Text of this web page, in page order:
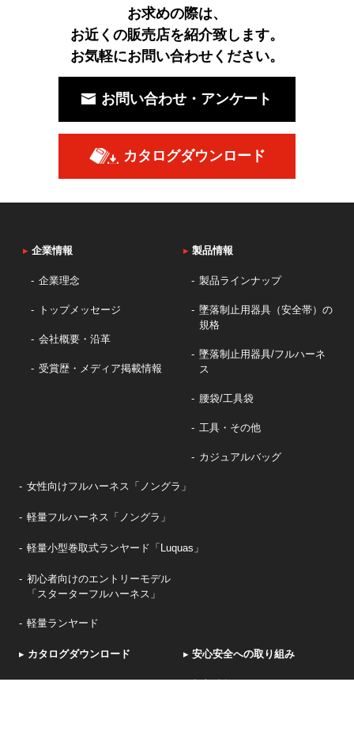
お求めの際は、
お近くの販売店を紹介致します。
お気軽にお問い合わせください。
お問い合わせ・アンケート
カタログダウンロード
▸ 企業情報
企業理念
トップメッセージ
会社概要・沿革
受賞歴・メディア掲載情報
▸ 製品情報
製品ラインナップ
墜落制止用器具（安全帯）の
規格
墜落制止用器具/フルハーネ
ス
腰袋/工具袋
工具・その他
カジュアルバッグ
女性向けフルハーネス「ノングラ」
軽量フルハーネス「ノングラ」
軽量小型巻取式ランヤード「Luquas」
初心者向けのエントリーモデル
「スターターフルハーネス」
軽量ランヤード
▸ カタログダウンロード ▸ 安心安全への取り組み